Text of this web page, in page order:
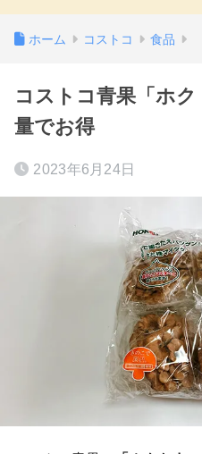
ホーム コストコ 食品
コストコ青果「ホ
量でお得
2023年6月24日